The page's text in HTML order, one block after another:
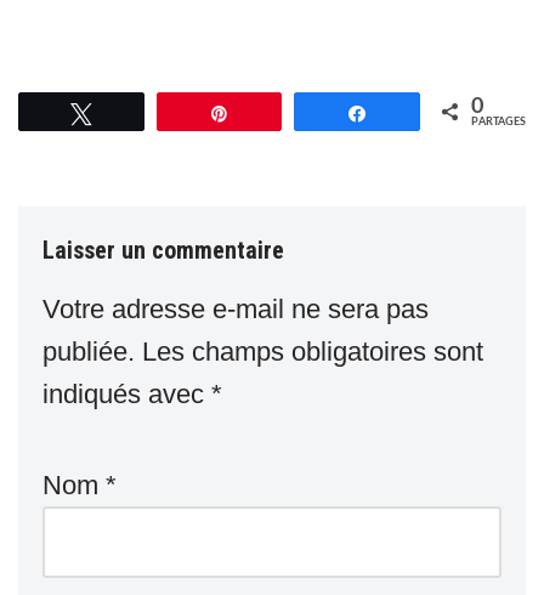
Partagez 0
PARTAGES
Laisser un commentaire
Votre adresse e-mail ne sera pas
publiée. Les champs obligatoires sont
indiqués avec *
Nom *